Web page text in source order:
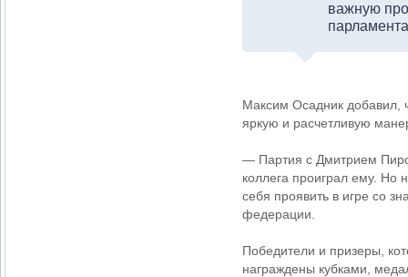
важную
Максим Осадник добавил,
яркую и расчетливую
— Партия с Дмитрием
коллега проиграл ему. Но
себя проявить в игре со
федерации.
Победители и призеры,
награждены кубками,